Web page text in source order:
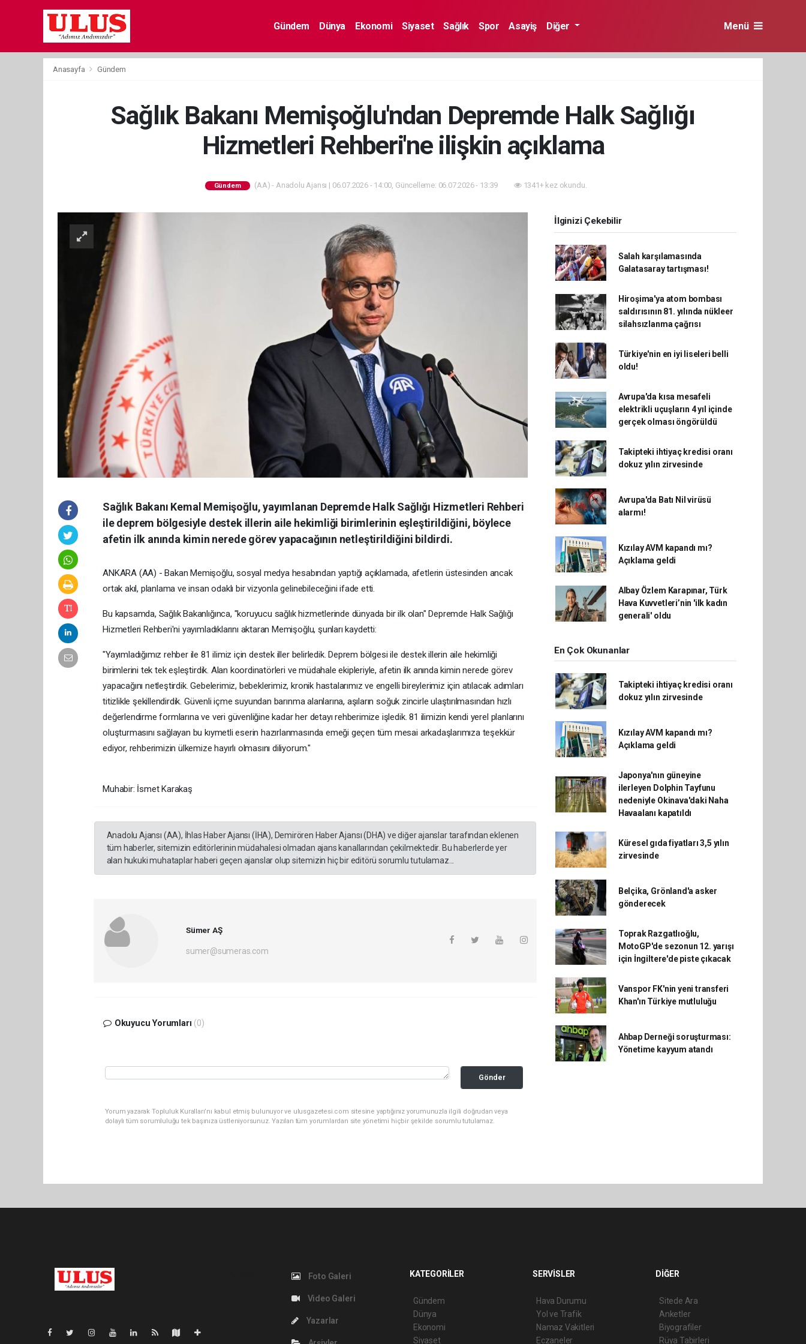
Gündem Dünya Ekonomi Siyaset Sağlık Spor Asayiş Diğer Menü
Anasayfa Gündem
Sağlık Bakanı Memişoğlu'ndan Depremde Halk Sağlığı
Hizmetleri Rehberi'ne ilişkin açıklama
Gündem (AA) - Anadolu Ajansı | 06.07.2026 - 14:00, Güncelleme: 06.07.2026 - 13:39 1341+ kez okundu.
Sağlık Bakanı Kemal Memişoğlu, yayımlanan Depremde Halk Sağlığı Hizmetleri Rehberi
ile deprem bölgesiyle destek illerin aile hekimliği birimlerinin eşleştirildiğini, böylece
afetin ilk anında kimin nerede görev yapacağının netleştirildiğini bildirdi.
ANKARA (AA) - Bakan Memişoğlu, sosyal medya hesabından yaptığı açıklamada, afetlerin üstesinden ancak
ortak akıl, planlama ve insan odaklı bir vizyonla gelinebileceğini ifade etti.
Bu kapsamda, Sağlık Bakanlığınca, "koruyucu sağlık hizmetlerinde dünyada bir ilk olan" Depremde Halk Sağlığı
Hizmetleri Rehberi'ni yayımladıklarını aktaran Memişoğlu, şunları kaydetti:
"Yayımladığımız rehber ile 81 ilimiz için destek iller belirledik. Deprem bölgesi ile destek illerin aile hekimliği
birimlerini tek tek eşleştirdik. Alan koordinatörleri ve müdahale ekipleriyle, afetin ilk anında kimin nerede görev
yapacağını netleştirdik. Gebelerimiz, bebeklerimiz, kronik hastalarımız ve engelli bireylerimiz için atılacak adımları
titizlikle şekillendirdik. Güvenli içme suyundan barınma alanlarına, aşıların soğuk zincirle ulaştırılmasından hızlı
değerlendirme formlarına ve veri güvenliğine kadar her detayı rehberimize işledik. 81 ilimizin kendi yerel planlarını
oluşturmasını sağlayan bu kıymetli eserin hazırlanmasında emeği geçen tüm mesai arkadaşlarımıza teşekkür
ediyor, rehberimizin ülkemize hayırlı olmasını diliyorum."
Muhabir: İsmet Karakaş
Anadolu Ajansı (AA), İhlas Haber Ajansı (İHA), Demirören Haber Ajansı (DHA) ve diğer ajanslar tarafından eklenen
tüm haberler, sitemizin editörlerinin müdahalesi olmadan ajans kanallarından çekilmektedir. Bu haberlerde yer
alan hukuki muhataplar haberi geçen ajanslar olup sitemizin hiç bir editörü sorumlu tutulamaz...
Sümer AŞ
sumer@sumeras.com
Okuyucu Yorumları (0)
Gönder
Yorum yazarak Topluluk Kuralları’nı kabul etmiş bulunuyor ve ulusgazetesi.com sitesine yaptığınız yorumunuzla ilgili doğrudan veya
dolaylı tüm sorumluluğu tek başınıza üstleniyorsunuz. Yazılan tüm yorumlardan site yönetimi hiçbir şekilde sorumlu tutulamaz.
İlginizi Çekebilir
Salah karşılamasında
Galatasaray tartışması!
Hiroşima'ya atom bombası
saldırısının 81. yılında nükleer
silahsızlanma çağrısı
Türkiye'nin en iyi liseleri belli
oldu!
Avrupa'da kısa mesafeli
elektrikli uçuşların 4 yıl içinde
gerçek olması öngörüldü
Takipteki ihtiyaç kredisi oranı
dokuz yılın zirvesinde
Avrupa'da Batı Nil virüsü
alarmı!
Kızılay AVM kapandı mı?
Açıklama geldi
Albay Özlem Karapınar, Türk
Hava Kuvvetleri’nin 'ilk kadın
generali' oldu
En Çok Okunanlar
Takipteki ihtiyaç kredisi oranı
dokuz yılın zirvesinde
Kızılay AVM kapandı mı?
Açıklama geldi
Japonya'nın güneyine
ilerleyen Dolphin Tayfunu
nedeniyle Okinava'daki Naha
Havaalanı kapatıldı
Küresel gıda fiyatları 3,5 yılın
zirvesinde
Belçika, Grönland'a asker
gönderecek
Toprak Razgatlıoğlu,
MotoGP'de sezonun 12. yarışı
için İngiltere'de piste çıkacak
Vanspor FK'nin yeni transferi
Khan'ın Türkiye mutluluğu
Ahbap Derneği soruşturması:
Yönetime kayyum atandı
Foto Galeri
Video Galeri
Yazarlar
KATEGORİLER
Gündem
Dünya
Ekonomi
Siyaset
SERVİSLER
Hava Durumu
Yol ve Trafik
Namaz Vakitleri
Eczaneler
DİĞER
Sitede Ara
Anketler
Biyografiler
Rüya Tabirleri